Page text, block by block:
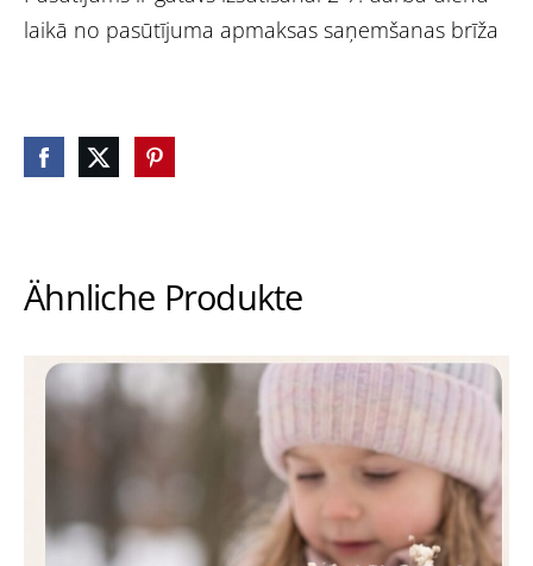
laikā no pasūtījuma apmaksas saņemšanas brīža
Ähnliche Produkte